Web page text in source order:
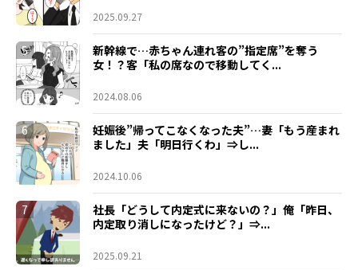
2025.09.27
5
新幹線で…赤ちゃん連れ客の”指定席”を奪う
女！？客「私の席なので移動してく...
2024.08.06
6
妊娠後”帰ってこなくなった夫”…妻「もう産まれ
ました」夫「明日行くわ」⇒し...
2024.10.06
7
社長「どうして内定式に来ないの？」俺「昨日、
内定取り消しになったけど？」⇒...
2025.09.21